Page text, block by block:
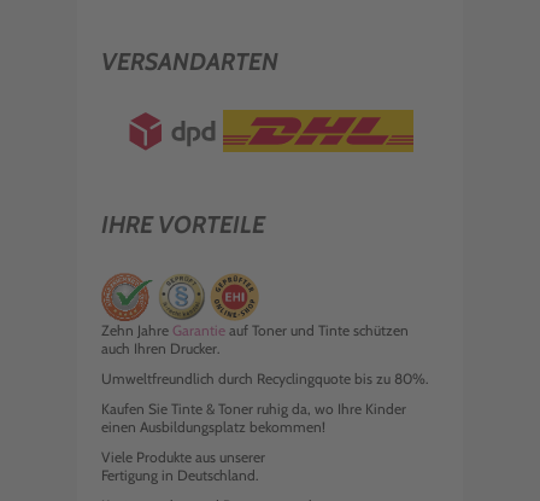
VERSANDARTEN
IHRE VORTEILE
Zehn Jahre Garantie auf Toner und Tinte schützen
auch Ihren Drucker.
Umweltfreundlich durch Recyclingquote bis zu 80%.
Kaufen Sie Tinte & Toner ruhig da, wo Ihre Kinder
einen Ausbildungsplatz bekommen!
Viele Produkte aus unserer
Fertigung in Deutschland.